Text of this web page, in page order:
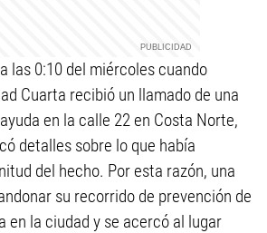
las 0:10 del miércoles cuando
Cuarta recibió un llamado de una
en la calle 22 en Costa Norte,
detalles sobre lo que había
del hecho. Por esta razón, una
su recorrido de prevención de
en la ciudad y se acercó al lugar